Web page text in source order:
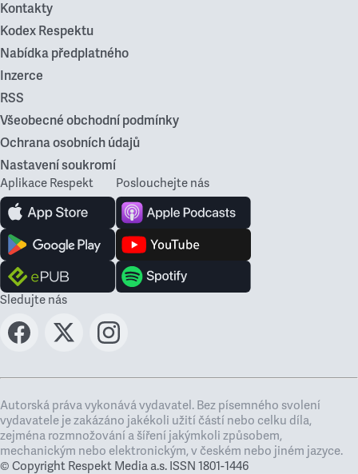
Kontakty
Kodex Respektu
Nabídka předplatného
Inzerce
RSS
Všeobecné obchodní podmínky
Ochrana osobních údajů
Nastavení soukromí
Aplikace Respekt Poslouchejte nás
Sledujte nás
Autorská práva vykonává vydavatel. Bez písemného svolení
vydavatele je zakázáno jakékoli užití částí nebo celku díla,
zejména rozmnožování a šíření jakýmkoli způsobem,
mechanickým nebo elektronickým, v českém nebo jiném jazyce.
© Copyright Respekt Media a.s. ISSN 1801-1446